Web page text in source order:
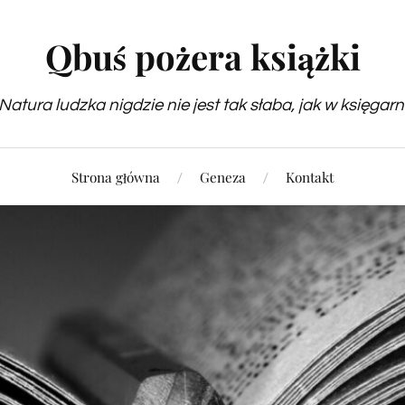
Qbuś pożera książki
ludzka nigdzie nie jest tak słaba, jak w
Strona główna Geneza Kontakt